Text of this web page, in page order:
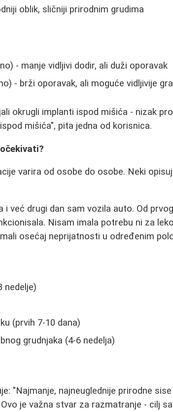
oblik, sličniji prirodnim grudima
- manje vidljivi dodir, ali duži oporavak
- brži oporavak, ali moguće vidljivije
okrugli implanti ispod mišića - nizak
mišića", pita jedna od korisnica.
varira od osobe do osobe. Neki
i već drugi dan sam vozila auto. Od
Nisam imala potrebu ni za
osećaj neprijatnosti u određenim
nedelje)
(prvih 7-10 dana)
grudnjaka (4-6 nedelja)
"Najmanje, najneuglednije prirodne
je važna stvar za razmatranje - cilj